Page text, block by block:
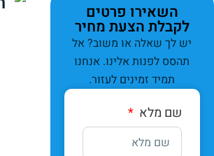
השאירו פרטים
לקבלת הצעת מחיר​
יש לך שאלה או משוב? אל
תהסס לפנות אלינו. אנחנו
תמיד זמינים לעזור.
שם מלא